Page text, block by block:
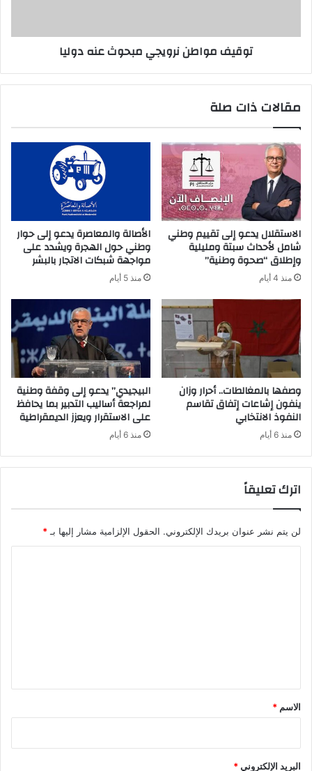
توقيف مواطن نرويجي مبحوث عنه دوليا
مقالات ذات صلة
الاستقلال يدعو إلى تقييم وطني
شامل لأحداث سبتة ومليلية
وإطلاق “صحوة وطنية”
منذ 4 أيام
الأصالة والمعاصرة يدعو إلى حوار
وطني حول الهجرة ويشدد على
مواجهة شبكات الاتجار بالبشر
منذ 5 أيام
وصفها بالمغالطات.. أحرار وزان
ينفون إشاعات إتفاق تقاسم
النفوذ الانتخابي
منذ 6 أيام
البيجيدي” يدعو إلى وقفة وطنية
لمراجعة أساليب التدبير بما يحافظ
على الاستقرار ويعزز الديمقراطية
منذ 6 أيام
اترك تعليقاً
لن يتم نشر عنوان بريدك الإلكتروني. الحقول الإلزامية مشار إليها بـ *
*
الاسم *
البريد الإلكتروني*